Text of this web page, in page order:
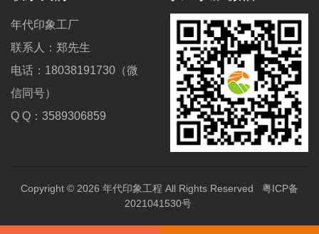
年代印象工厂
联系人：郑先生
电话：18038191730（微
信同号）
Q Q：3589306859
Copyright © 2026 年代印象工程 All Rights Reserved 粤ICP备
2021041530号